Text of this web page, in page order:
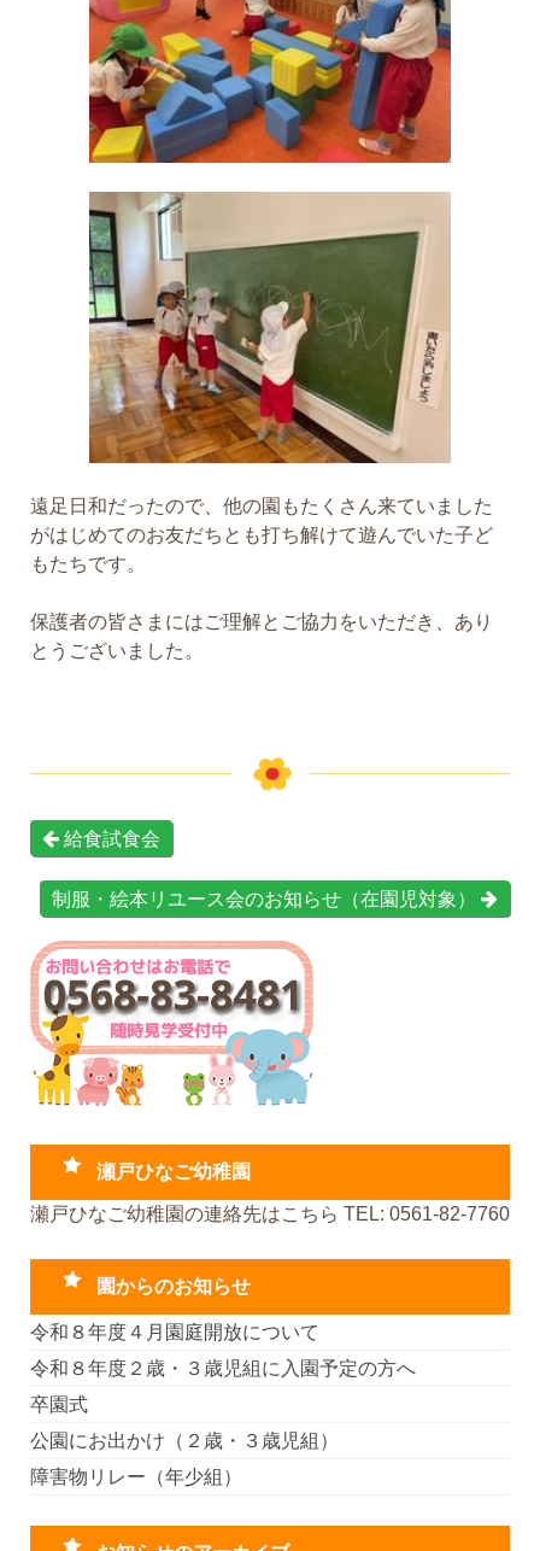
遠足日和だったので、他の園もたくさん来ていました
がはじめてのお友だちとも打ち解けて遊んでいた子ど
もたちです。
保護者の皆さまにはご理解とご協力をいただき、あり
とうございました。
給食試食会
制服・絵本リユース会のお知らせ（在園児対象）
瀬戸ひなご幼稚園
瀬戸ひなご幼稚園の連絡先はこちら TEL: 0561-82-7760
園からのお知らせ
令和８年度４月園庭開放について
令和８年度２歳・３歳児組に入園予定の方へ
卒園式
公園にお出かけ（２歳・３歳児組）
障害物リレー（年少組）